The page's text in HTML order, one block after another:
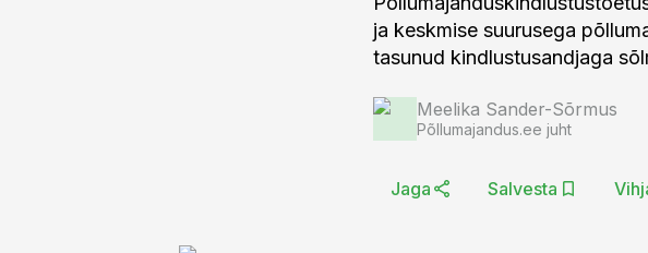
ja keskmise suurusega
tasunud kindlustusandjaga
Meelika Sander-Sõrmus
Põllumajandus.ee juht
Jaga Salvesta